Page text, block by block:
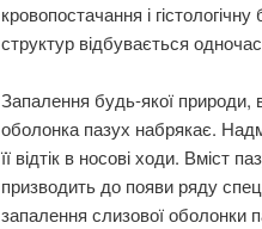
кровопостачання і
структур відбувається
Запалення будь-якої природи,
оболонка пазух набрякає.
її відтік в носові ходи. Вміст
призводить до появи ряду
запалення слизової оболонки